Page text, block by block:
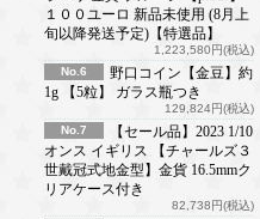
１００ユーロ 新品未使用 (8月上
旬以降発送予定)【特選品】
1,223,580円(税込)
No.6
野口コイン【金豆】約
1g 【5粒】 ガラス瓶つき
129,824円(税込)
No.7
【セール品】2023 1/10
オンス イギリス 【チャールズ３
世戴冠式地金型】金貨 16.5mmク
リアケース付き
82,738円(税込)